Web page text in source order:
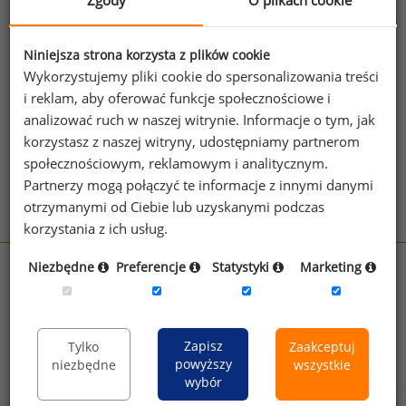
Jeżeli posiadasz dostęp, do pełnego raportu
jednego z powyższych stanowisk możesz za
jego pomocą sprawdzić raporty dla
pozostałych.
Wykorzystaj kod
Aby otrzymać darmowy kod dostępu weź udział
wOgólnopolskim Badaniu Wynagrodzeń.
wynagrodzenia.pl
sedlak.pl
kfw.sedlak.pl
badania
HR.pl
Niniejsza strona korzysta z plików cookie
Wykorzystujemy pliki cookie do spersonalizowania treści
i reklam, aby oferować funkcje społecznościowe i
analizować ruch w naszej witrynie. Informacje o tym, jak
korzystasz z naszej witryny, udostępniamy partnerom
społecznościowym, reklamowym i analitycznym.
Partnerzy mogą połączyć te informacje z innymi danymi
otrzymanymi od Ciebie lub uzyskanymi podczas
korzystania z ich usług.
Niezbędne Preferencje Statystyki Marketing
Tylko
niezbędne
Zapisz
powyższy
wybór
Zaakceptuj
wszystkie